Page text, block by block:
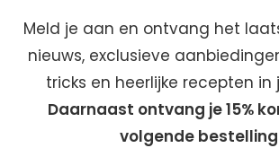
Meld je aan en ontvang het
nieuws, exclusieve
tricks en heerlijke recepten in
Daarnaast ontvang je 15%
volgende